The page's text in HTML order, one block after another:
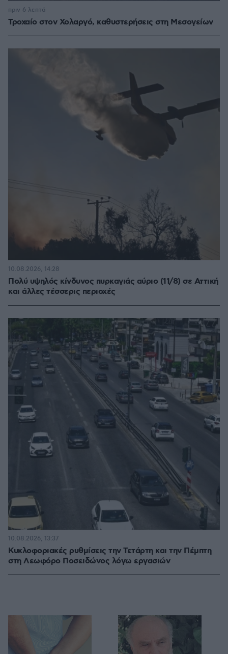
Τροχαίο στον Χολαργό, καθυστερήσεις στη Μεσογείων
πριν 6 λεπτά
Πολύ υψηλός κίνδυνος πυρκαγιάς αύριο (11/8) σε Αττική
και άλλες τέσσερις περιοχές
10.08.2026, 14:28
Κυκλοφοριακές ρυθμίσεις την Τετάρτη και την Πέμπτη
στη Λεωφόρο Ποσειδώνος λόγω εργασιών
10.08.2026, 13:37